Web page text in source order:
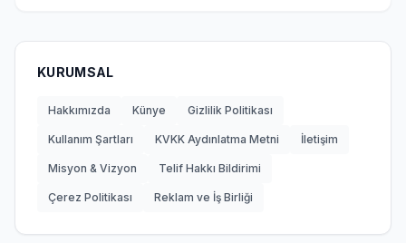
KURUMSAL
Hakkımızda Künye Gizlilik Politikası
Kullanım Şartları KVKK Aydınlatma Metni İletişim
Misyon & Vizyon Telif Hakkı Bildirimi
Çerez Politikası Reklam ve İş Birliği